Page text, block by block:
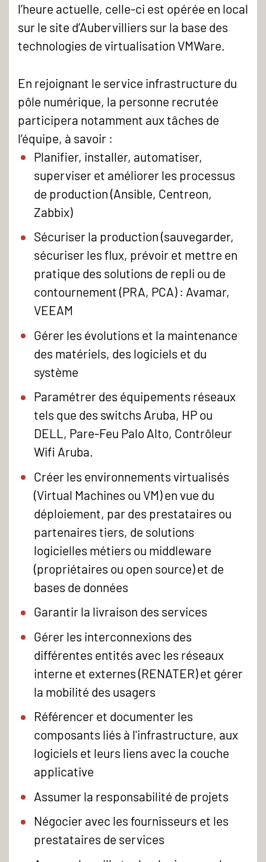
l’heure actuelle, celle-ci est opérée en local
sur le site d’Aubervilliers sur la base des
technologies de virtualisation VMWare.
En rejoignant le service infrastructure du
pôle numérique, la personne recrutée
participera notamment aux tâches de
l’équipe, à savoir :
Planifier, installer, automatiser,
superviser et améliorer les processus
de production (Ansible, Centreon,
Zabbix)
Sécuriser la production (sauvegarder,
sécuriser les flux, prévoir et mettre en
pratique des solutions de repli ou de
contournement (PRA, PCA) : Avamar,
VEEAM
Gérer les évolutions et la maintenance
des matériels, des logiciels et du
système
Paramétrer des équipements réseaux
tels que des switchs Aruba, HP ou
DELL, Pare-Feu Palo Alto, Contrôleur
Wifi Aruba.
Créer les environnements virtualisés
(Virtual Machines ou VM) en vue du
déploiement, par des prestataires ou
partenaires tiers, de solutions
logicielles métiers ou middleware
(propriétaires ou open source) et de
bases de données
Garantir la livraison des services
Gérer les interconnexions des
différentes entités avec les réseaux
interne et externes (RENATER) et gérer
la mobilité des usagers
Référencer et documenter les
composants liés à l'infrastructure, aux
logiciels et leurs liens avec la couche
applicative
Assumer la responsabilité de projets
Négocier avec les fournisseurs et les
prestataires de services